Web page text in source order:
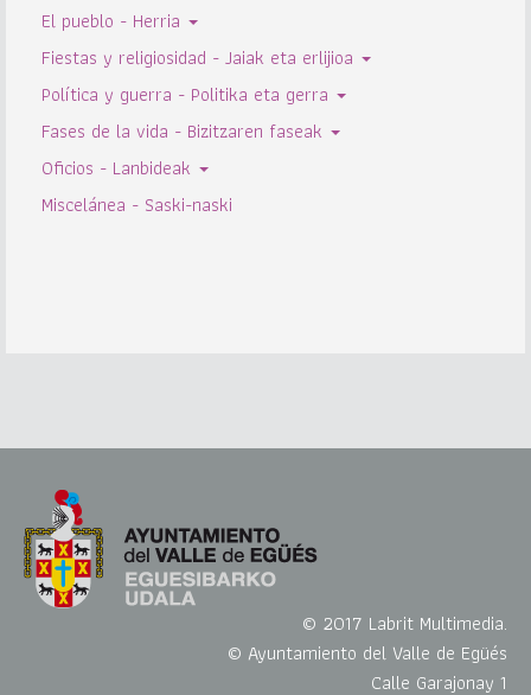
El pueblo - Herria
Fiestas y religiosidad - Jaiak eta erlijioa
Política y guerra - Politika eta gerra
Fases de la vida - Bizitzaren faseak
Oficios - Lanbideak
Miscelánea - Saski-naski
© 2017 Labrit Multimedia.
© Ayuntamiento del Valle de Egüés
Calle Garajonay 1